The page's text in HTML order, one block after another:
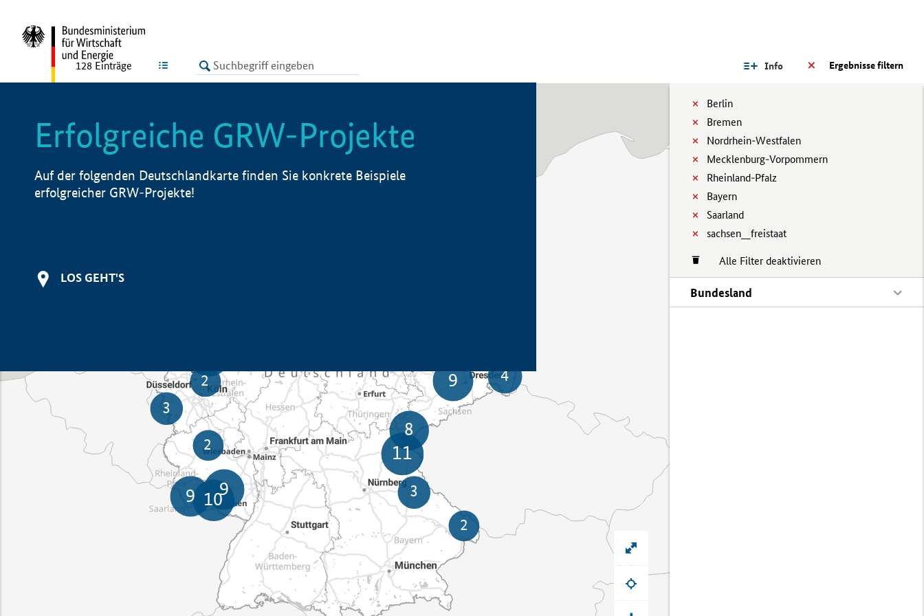
LISTE Ergebnisse filtern
Info
Berlin
Bremen
Nordrhein-Westfalen
Mecklenburg-Vorpommern
Rheinland-Pfalz
Bayern
Saarland
sachsen__freistaat
Alle Filter deaktivieren
Bundesland
128 Einträge
Erfolgreiche GRW-Projekte
Auf der folgenden Deutschlandkarte finden Sie konkrete Beispiele
erfolgreicher GRW-Projekte!
LOS GEHT'S